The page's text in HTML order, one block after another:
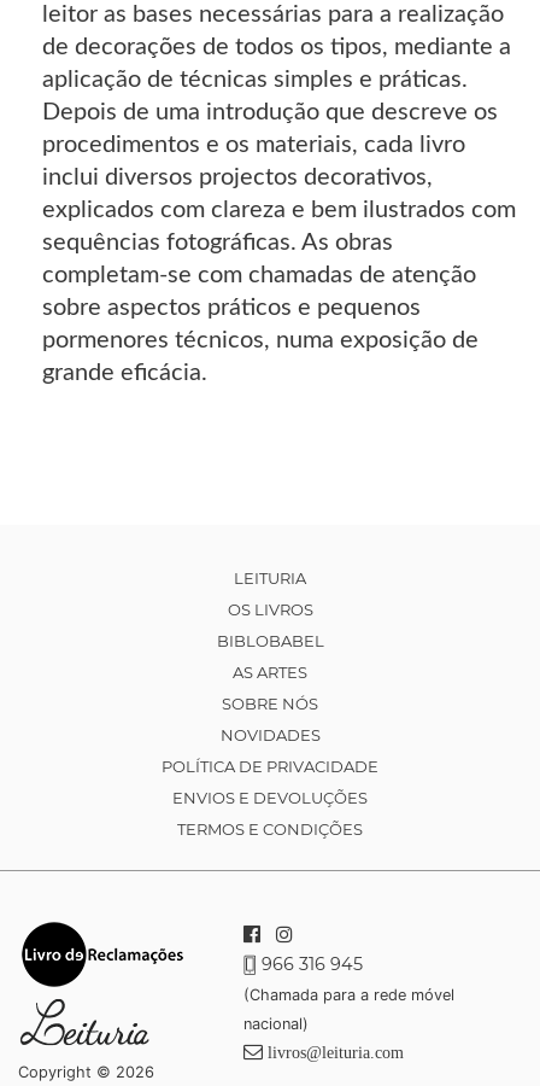
leitor as bases necessárias para a realização
de decorações de todos os tipos, mediante a
aplicação de técnicas simples e práticas.
Depois de uma introdução que descreve os
procedimentos e os materiais, cada livro
inclui diversos projectos decorativos,
explicados com clareza e bem ilustrados com
sequências fotográficas. As obras
completam-se com chamadas de atenção
sobre aspectos práticos e pequenos
pormenores técnicos, numa exposição de
grande eficácia.
LEITURIA
OS LIVROS
BIBLOBABEL
AS ARTES
SOBRE NÓS
NOVIDADES
POLÍTICA DE PRIVACIDADE
ENVIOS E DEVOLUÇÕES
TERMOS E CONDIÇÕES
Copyright © 2026
966 316 945
(Chamada para a rede móvel
nacional)
livros@leituria.com